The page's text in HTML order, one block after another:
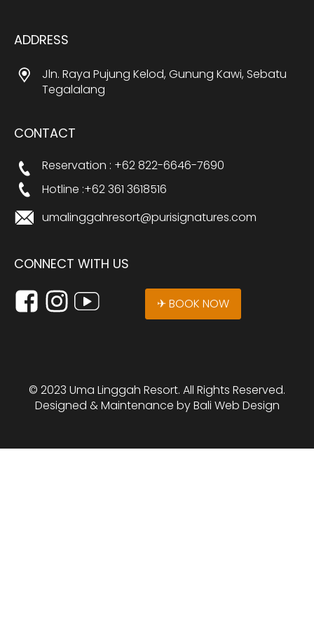
ADDRESS
Jln. Raya Pujung Kelod, Gunung Kawi, Sebatu
Tegalalang
CONTACT
Reservation : +62 822-6646-7690
Hotline :+62 361 3618516
umalinggahresort@purisignatures.com
CONNECT WITH US
✈ BOOK NOW
© 2023 Uma Linggah Resort. All Rights Reserved.
Designed & Maintenance byBali Web Design